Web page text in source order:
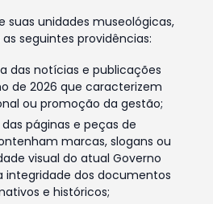
suas unidades museológicas,
seguintes providências:
das notícias e publicações
de 2026 que caracterizem
ou promoção da gestão;
páginas e peças de
marcas, slogans ou
visual do atual Governo
integridade dos documentos
e históricos;